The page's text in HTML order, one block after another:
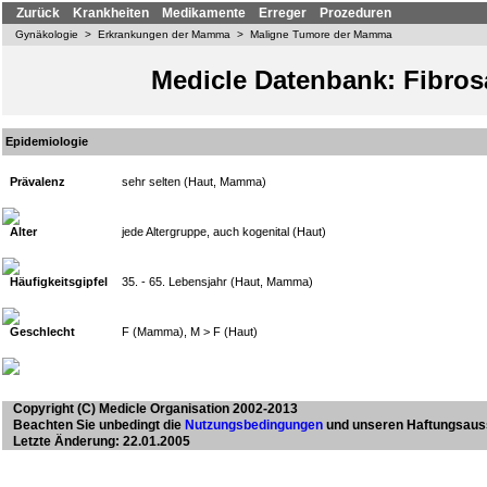
Zurück Krankheiten Medikamente Erreger Prozeduren
Gynäkologie > Erkrankungen der Mamma > Maligne Tumore der Mamma
Medicle Datenbank:
Epidemiologie
Prävalenz sehr selten (Haut, Mamma)
Alter jede Altergruppe, auch kogenital (Haut)
Häufigkeitsgipfel 35. - 65. Lebensjahr (Haut, Mamma)
Geschlecht F (Mamma), M > F (Haut)
Copyright (C) Medicle Organisation 2002-2013
Beachten Sie unbedingt die Nutzungsbedingungen und unseren
Letzte Änderung: 22.01.2005